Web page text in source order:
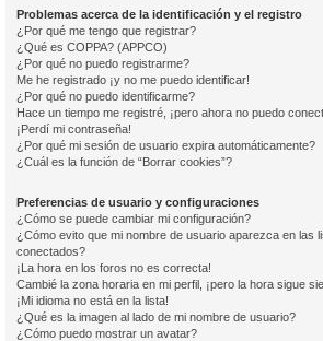
Problemas acerca de la identificación y el registro
¿Por qué me tengo que registrar?
¿Qué es COPPA? (APPCO)
¿Por qué no puedo registrarme?
Me he registrado ¡y no me puedo identificar!
¿Por qué no puedo identificarme?
Hace un tiempo me registré, ¡pero ahora no puedo
¡Perdí mi contraseña!
¿Por qué mi sesión de usuario expira automáticamente?
¿Cuál es la función de “Borrar cookies”?
Preferencias de usuario y configuraciones
¿Cómo se puede cambiar mi configuración?
¿Cómo evito que mi nombre de usuario aparezca en las
conectados?
¡La hora en los foros no es correcta!
Cambié la zona horaria en mi perfil, ¡pero la hora sigue
¡Mi idioma no está en la lista!
¿Qué es la imagen al lado de mi nombre de usuario?
¿Cómo puedo mostrar un avatar?